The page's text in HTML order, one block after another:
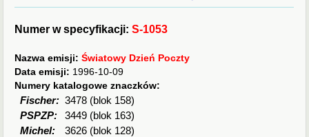
Numer w specyfikacji:S-1053
Nazwa emisji:Światowy Dzień Poczty
Data emisji: 1996-10-09
Numery katalogowe znaczków:
Fischer: 3478 (blok 158)
PSPZP:
3449 (blok 163)
Michel:
3626 (blok 128)